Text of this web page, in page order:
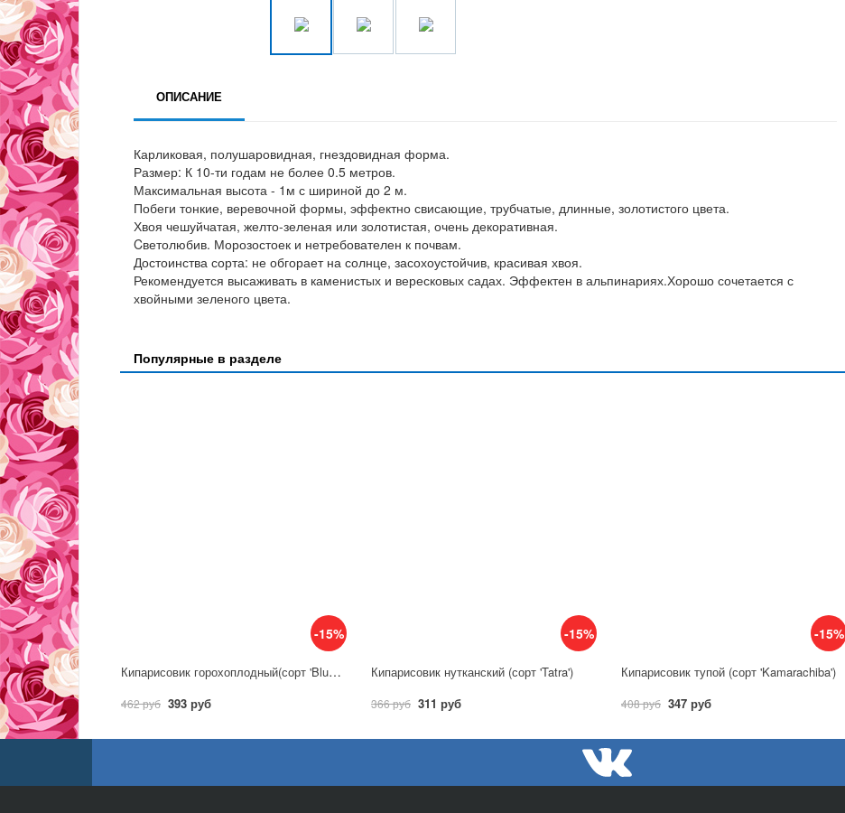
ОПИСАНИЕ
Карликовая, полушаровидная, гнездовидная форма.
Размер: К 10-ти годам не более 0.5 метров.
Максимальная высота - 1м с шириной до 2 м.
Побеги тонкие, веревочной формы, эффектно свисающие, трубчатые, длинные, золотистого цвета.
Хвоя чешуйчатая, желто-зеленая или золотистая, очень декоративная.
Cветолюбив. Морозостоек и нетребователен к почвам.
Достоинства сорта: не обгорает на солнце, засохоустойчив, красивая хвоя.
Рекомендуется высаживать в каменистых и вересковых садах. Эффектен в альпинариях.Хорошо сочетается с
хвойными зеленого цвета.
Популярные в разделе
-15%
Кипарисовик горохоплодный(сорт 'Blue Planet'®)
462 руб 393 руб
-15%
Кипарисовик нутканский (сорт 'Tatra')
366 руб 311 руб
-15%
Кипарисовик тупой (сорт 'Kamarachiba')
408 руб 347 руб